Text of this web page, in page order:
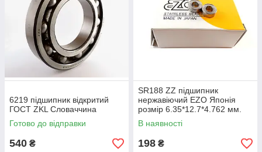
6219 підшипник відкритий
ГОСТ ZKL Словаччина
Готово до відправки
540 ₴
SR188 ZZ підшипник
нержавіючий EZO Японія
розмір 6.35*12.7*4.762 мм.
В наявності
198 ₴